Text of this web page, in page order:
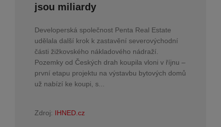
jsou miliardy
Developerská společnost Penta Real Estate
udělala další krok k zastavění severovýchodní
části žižkovského nákladového nádraží.
Pozemky od Českých drah koupila vloni v říjnu –
první etapu projektu na výstavbu bytových domů
už nabízí ke koupi, s...
Zdroj: IHNED.cz